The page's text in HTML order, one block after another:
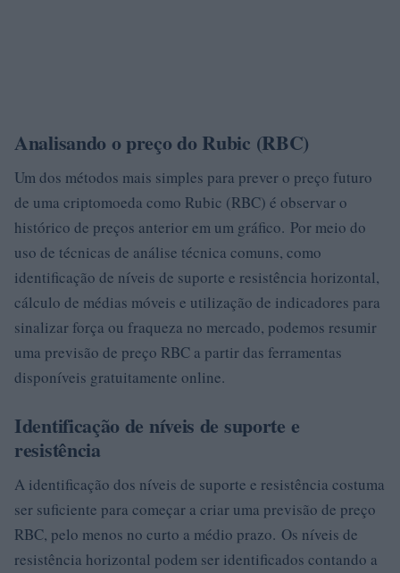
Analisando o preço do Rubic (RBC)
Um dos métodos mais simples para prever o preço futuro
de uma criptomoeda como Rubic (RBC) é observar o
histórico de preços anterior em um gráfico. Por meio do
uso de técnicas de análise técnica comuns, como
identificação de níveis de suporte e resistência horizontal,
cálculo de médias móveis e utilização de indicadores para
sinalizar força ou fraqueza no mercado, podemos resumir
uma previsão de preço RBC a partir das ferramentas
disponíveis gratuitamente online.
Identificação de níveis de suporte e
resistência
A identificação dos níveis de suporte e resistência costuma
ser suficiente para começar a criar uma previsão de preço
RBC, pelo menos no curto a médio prazo. Os níveis de
resistência horizontal podem ser identificados contando a